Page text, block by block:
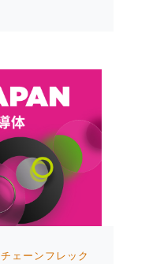
チェーンフレック